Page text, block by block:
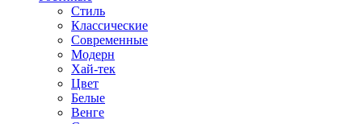
Стиль
Классические
Современные
Модерн
Хай-тек
Цвет
Белые
Венге